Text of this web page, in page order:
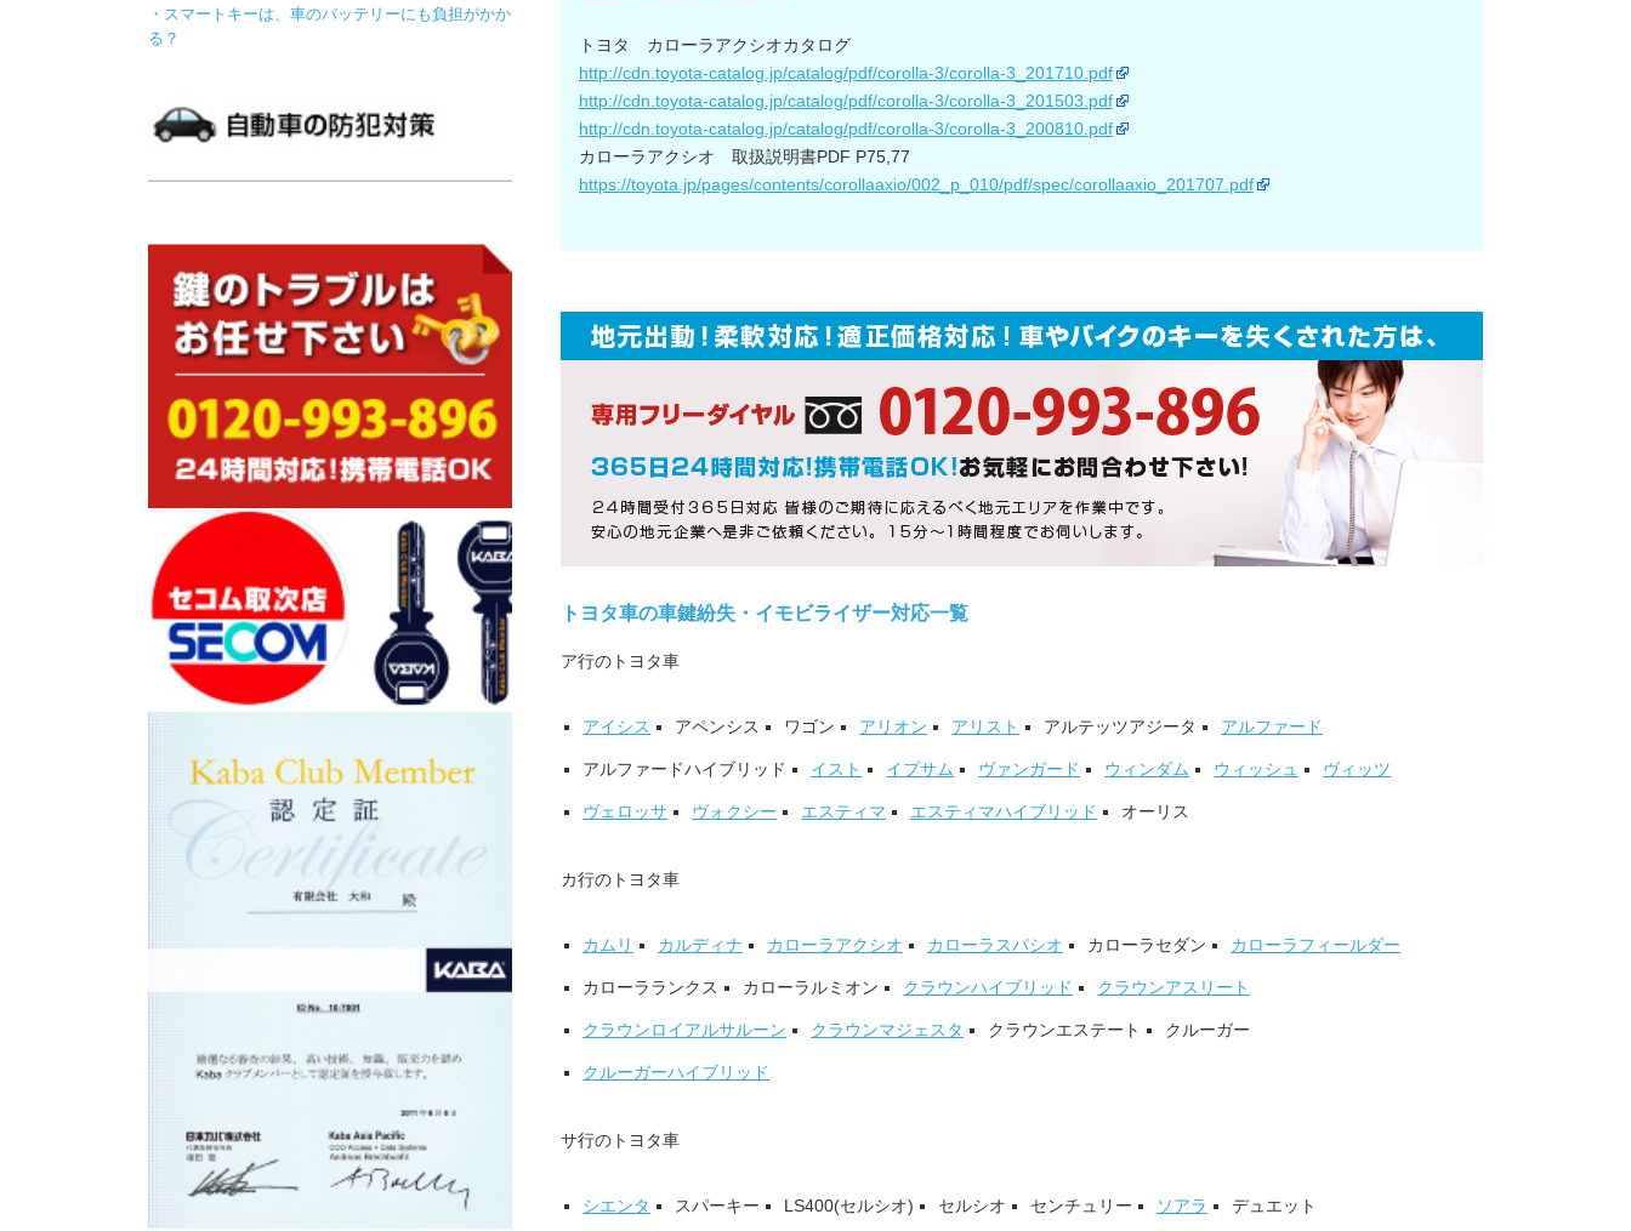
トヨタ カローラアクシオカタログ
http://cdn.toyota-catalog.jp/catalog/pdf/corolla-3/corolla-3_201710.pdf
http://cdn.toyota-catalog.jp/catalog/pdf/corolla-3/corolla-3_201503.pdf
http://cdn.toyota-catalog.jp/catalog/pdf/corolla-3/corolla-3_200810.pdf
カローラアクシオ 取扱説明書PDF P75,77
https://toyota.jp/pages/contents/corollaaxio/002_p_010/pdf/spec/corollaaxio_201707.pdf
トヨタ車の車鍵紛失・イモビライザー対応一覧
ア行のトヨタ車
アイシス アペンシス ワゴン アリオン アリスト アルテッツアジータ アルファード
アルファードハイブリッド イスト イプサム ヴァンガード ウィンダム ウィッシュ ヴィッツ
ヴェロッサ ヴォクシー エスティマ エスティマハイブリッド オーリス
カ行のトヨタ車
カムリ カルディナ カローラアクシオ カローラスパシオ カローラセダン カローラフィールダー
カローラランクス カローラルミオン クラウンハイブリッド クラウンアスリート
クラウンロイアルサルーン クラウンマジェスタ クラウンエステート クルーガー
クルーガーハイブリッド
サ行のトヨタ車
シエンタ スパーキー LS400(セルシオ) セルシオ センチュリー ソアラ デュエット
・スマートキーは、車のバッテリーにも負担がかか
る？